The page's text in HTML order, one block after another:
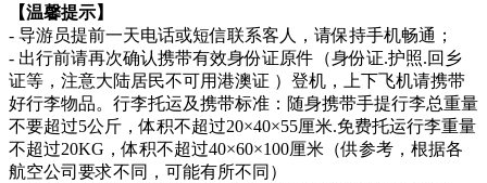
【温馨提示】
- 导游员提前一天电话或短信联系客人，请保持手机畅通；
- 出行前请再次确认携带有效身份证原件（身份证.护照.回乡
证等，注意大陆居民不可用港澳证 ）登机，上下飞机请携带
好行李物品。行李托运及携带标准：随身携带手提行李总重量
不要超过5公斤，体积不超过20×40×55厘米.免费托运行李重量
不超过20KG，体积不超过40×60×100厘米（供参考，根据各
航空公司要求不同，可能有所不同）